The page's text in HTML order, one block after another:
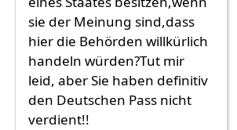
sie der Meinung sind,dass
hier die Behörden willkürlich
handeln würden?Tut mir
leid, aber Sie haben definitiv
den Deutschen Pass nicht
verdient!!